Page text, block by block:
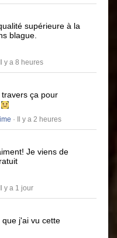
supérieure à la
blague.
y a 8 heures
ça pour
· Il y a 2 heures
Je viens de
y a 1 jour
j'ai vu cette